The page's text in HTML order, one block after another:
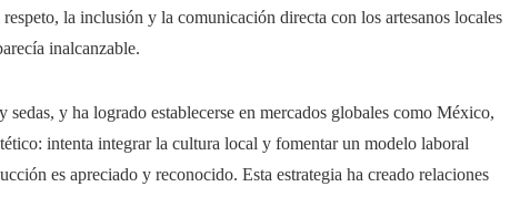
la inclusión y la comunicación directa con los artesanos locales
inalcanzable.
y ha logrado establecerse en mercados globales como México,
intenta integrar la cultura local y fomentar un modelo laboral
es apreciado y reconocido. Esta estrategia ha creado relaciones